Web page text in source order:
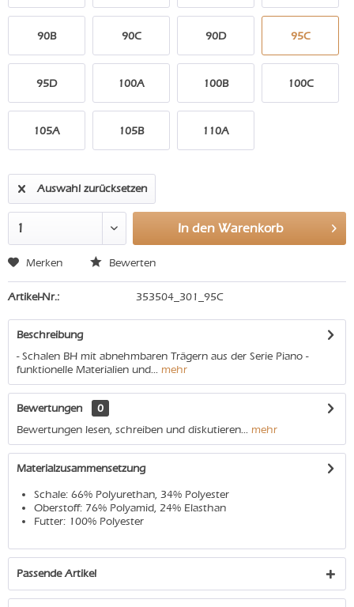
90B 90C 90D 95C
95D 100A 100B 100C
105A 105B 110A
Auswahl zurücksetzen
In den Warenkorb
Merken Bewerten
Artikel-Nr.: 353504_301_95C
Beschreibung
- Schalen BH mit abnehmbaren Trägern aus der Serie Piano -
funktionelle Materialien und... mehr
Bewertungen
0
Bewertungen lesen, schreiben und diskutieren... mehr
Materialzusammensetzung
Schale: 66% Polyurethan, 34% Polyester
Oberstoff: 76% Polyamid, 24% Elasthan
Futter: 100% Polyester
Passende Artikel